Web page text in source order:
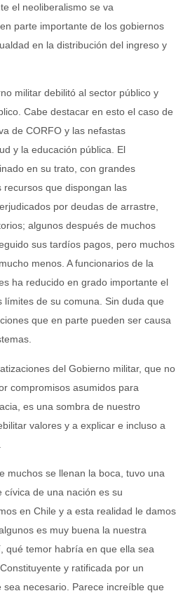
el neoliberalismo se va
parte importante de los gobiernos
en la distribución del ingreso y
militar debilitó al sector público y
Cabe destacar en esto el caso de
de CORFO y las nefastas
y la educación pública. El
en su trato, con grandes
que dispongan las
por deudas de arrastre,
algunos después de muchos
sus tardíos pagos, pero muchos
menos. A funcionarios de la
ha reducido en grado importante el
de su comuna. Sin duda que
que en parte pueden ser causa
del Gobierno militar, que no
compromisos asumidos para
es una sombra de nuestro
valores y a explicar e incluso a
muchos se llenan la boca, tuvo una
cívica de una nación es su
en Chile y a esta realidad le damos
es muy buena la nuestra
qué temor habría en que ella sea
y ratificada por un
necesario. Parece increíble que